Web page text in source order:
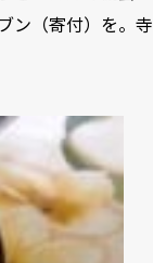
ン（寄付）を。寺